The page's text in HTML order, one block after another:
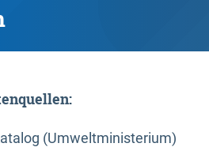
(Umweltministerium)